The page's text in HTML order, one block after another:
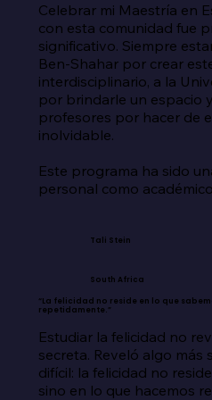
Celebrar mi Maestría en
con esta comunidad fue
significativo. Siempre
Ben-Shahar por crear
interdisciplinario, a la
por brindarle un espacio
profesores por hacer de
inolvidable.
Este programa ha sido
personal como
Tali Stein
South Africa
“La felicidad no reside en lo que
repetidamente.”
Estudiar la felicidad no
secreta. Reveló algo más
difícil: la felicidad no
sino en lo que hacemos